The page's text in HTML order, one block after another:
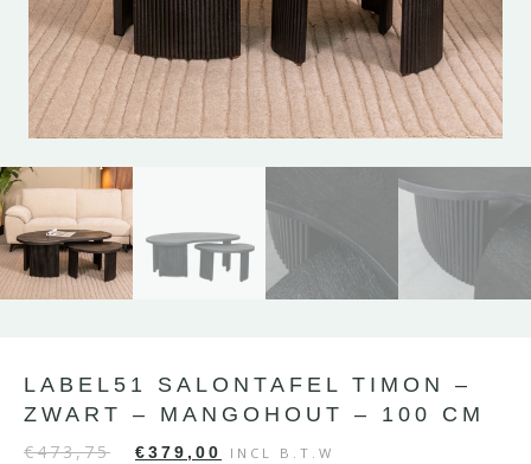
LABEL51 SALONTAFEL TIMON –
ZWART – MANGOHOUT – 100 CM
€473,75 €379,00 INCL B.T.W